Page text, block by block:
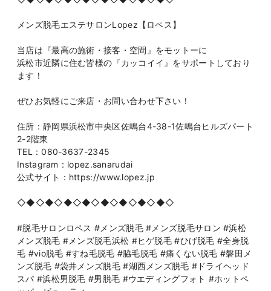
メンズ脱毛エステサロンLopez【ロペス】
当店は『最高の施術・接客・空間』をモットーに
浜松市近隣に住む皆様の『カッコイイ』をサポートしており
ます！
ぜひお気軽にご来店・お問い合わせ下さい！
住所：静岡県浜松市中央区佐鳴台4-38-1佐鳴台ヒルズパート
2-2階東
TEL：080-3637-2345
Instagram：lopez.sanarudai
公式サイト：https://www.lopez.jp
◇◆◇◆◇◆◇◆◇◆◇◆◇◆◇◆◇
#脱毛サロンロペス #メンズ脱毛 #メンズ脱毛サロン #浜松
メンズ脱毛 #メンズ脱毛浜松 #ヒゲ脱毛 #ひげ脱毛 #全身脱
毛 #vio脱毛 #すね毛脱毛 #脇毛脱毛 #痛くない脱毛 #磐田メ
ンズ脱毛 #袋井メンズ脱毛 #湖西メンズ脱毛 #ドライヘッド
スパ #浜松男脱毛 #男脱毛 #ウエディングフォト #ホットペ